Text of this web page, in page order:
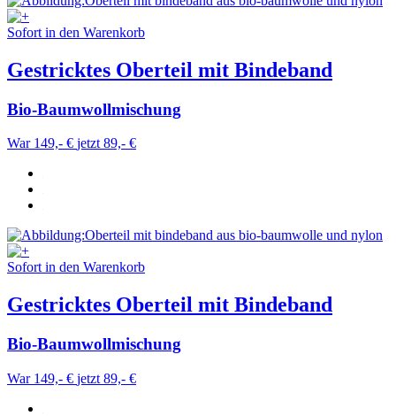
Sofort in den Warenkorb
Gestricktes Oberteil mit Bindeband
Bio-Baumwollmischung
War 149,- € jetzt 89,- €
Sofort in den Warenkorb
Gestricktes Oberteil mit Bindeband
Bio-Baumwollmischung
War 149,- € jetzt 89,- €